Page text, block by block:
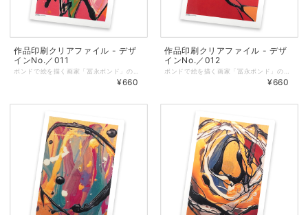
作品印刷クリアファイル - デザ
インNo.／011
¥660
作品印刷クリアファイル - デザ
インNo.／012
¥660